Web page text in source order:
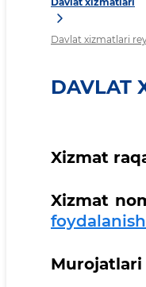
Davlat xizmatlari
DAVLAT
Xizmat
Xizmat
Murojatlari